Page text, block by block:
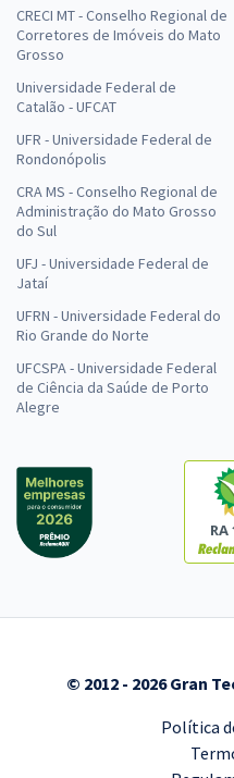
CRECI MT - Conselho Regional de
Corretores de Imóveis do Mato
Grosso
Universidade Federal de
Catalão - UFCAT
UFR - Universidade Federal de
Rondonópolis
CRA MS - Conselho Regional de
Administração do Mato Grosso
do Sul
UFJ - Universidade Federal de
Jataí
UFRN - Universidade Federal do
Rio Grande do Norte
UFCSPA - Universidade Federal
de Ciência da Saúde de Porto
Alegre
RA
© 2012 - 2026 Gran
Política